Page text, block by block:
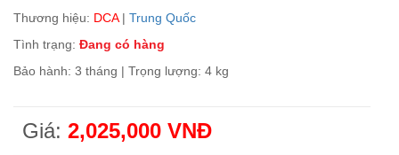
Thương hiệu: DCA| Trung Quốc
Tình trạng: Đang có hàng
Bảo hành: 3 tháng | Trọng lượng: 4 kg
Giá: 2,025,000 VNĐ